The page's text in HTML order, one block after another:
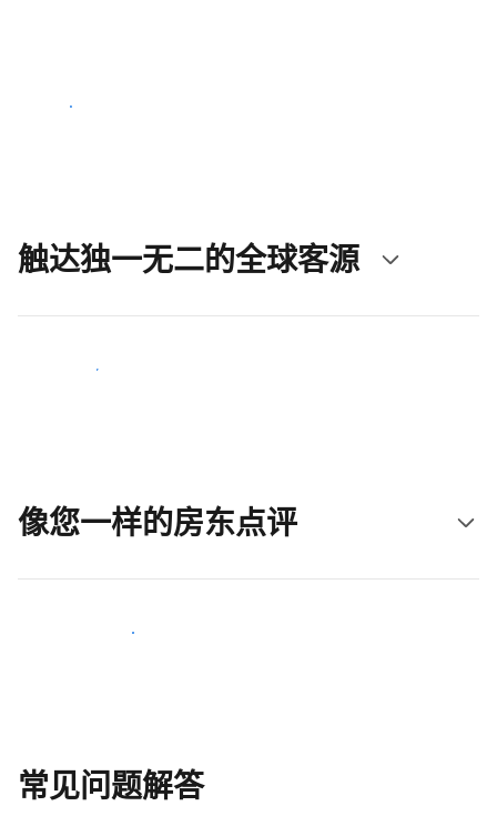
马上开始
触达独一无二的全球客源
立即触达新客人
像您一样的房东点评
加入和您类似的房东行类
常见问题解答